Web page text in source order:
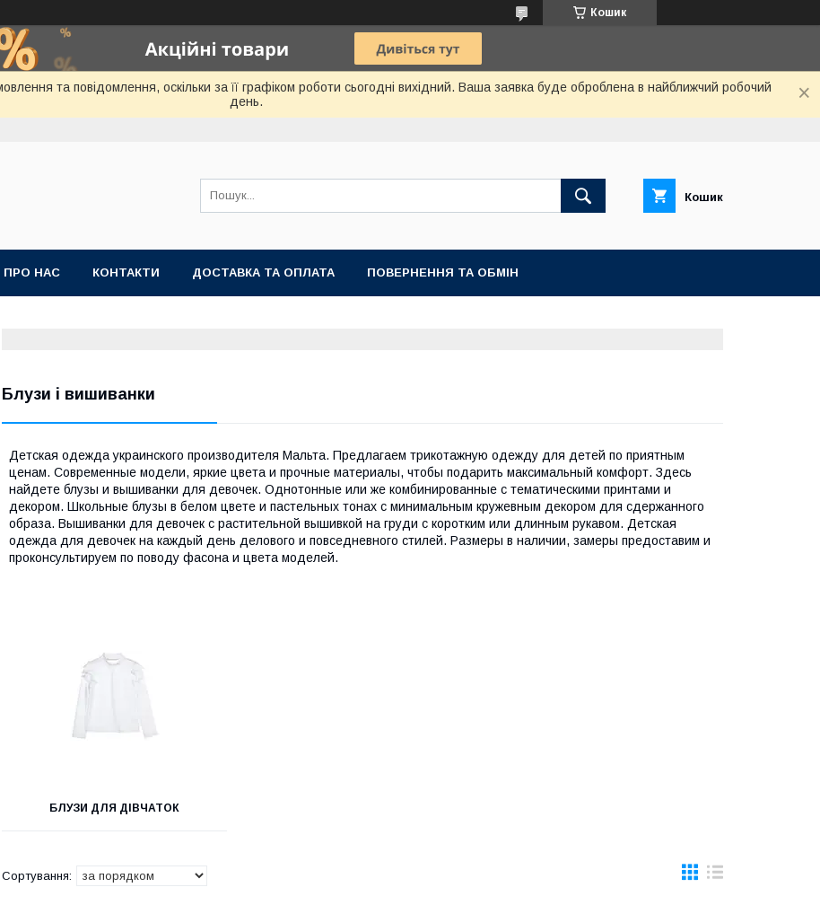
Кошик
та повідомлення, оскільки за її графіком роботи сьогодні вихідний. Ваша заявка буде оброблена в найближчий робочий
день.
Кошик
ПРО НАС КОНТАКТИ ДОСТАВКА ТА ОПЛАТА ПОВЕРНЕННЯ ТА ОБМІН
Блузи і вишиванки
Детская одежда украинского производителя Мальта. Предлагаем трикотажную одежду для детей по приятным
ценам. Современные модели, яркие цвета и прочные материалы, чтобы подарить максимальный комфорт. Здесь
найдете блузы и вышиванки для девочек. Однотонные или же комбинированные с тематическими принтами и
декором. Школьные блузы в белом цвете и пастельных тонах с минимальным кружевным декором для сдержанного
образа. Вышиванки для девочек с растительной вышивкой на груди с коротким или длинным рукавом. Детская
одежда для девочек на каждый день делового и повседневного стилей. Размеры в наличии, замеры предоставим и
проконсультируем по поводу фасона и цвета моделей.
БЛУЗИ ДЛЯ ДІВЧАТОК